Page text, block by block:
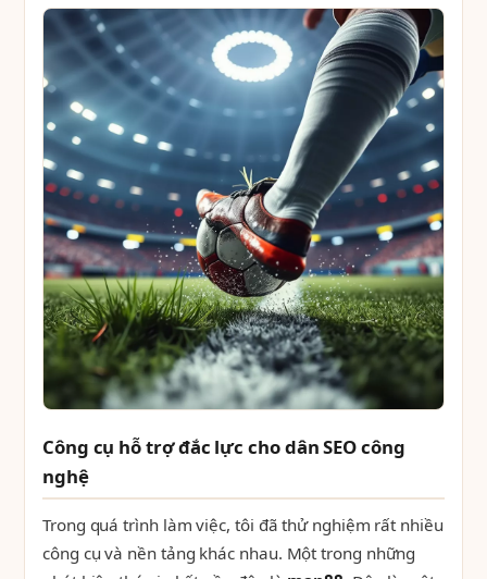
Công cụ hỗ trợ đắc lực cho dân SEO công
nghệ
Trong quá trình làm việc, tôi đã thử nghiệm rất nhiều
công cụ và nền tảng khác nhau. Một trong những